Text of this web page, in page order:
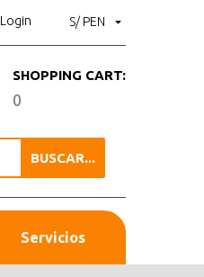
S/ PEN
Login
SHOPPING CART:
0
BUSCAR...
Servicios